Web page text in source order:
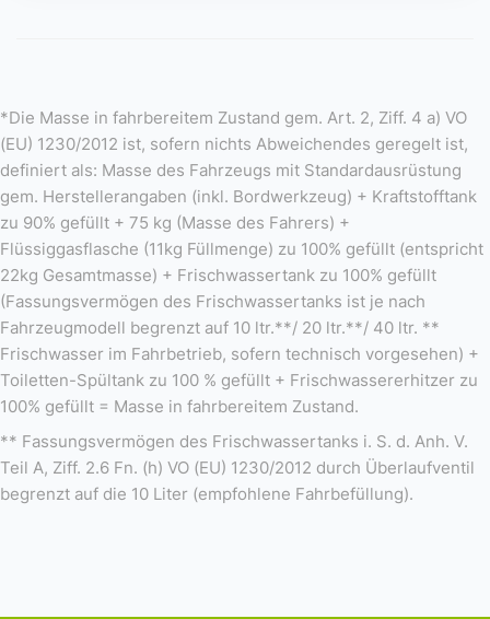
*Die Masse in fahrbereitem Zustand gem. Art. 2, Ziff. 4 a) VO
(EU) 1230/2012 ist, sofern nichts Abweichendes geregelt ist,
definiert als: Masse des Fahrzeugs mit Standardausrüstung
gem. Herstellerangaben (inkl. Bordwerkzeug) + Kraftstofftank
zu 90% gefüllt + 75 kg (Masse des Fahrers) +
Flüssiggasflasche (11kg Füllmenge) zu 100% gefüllt (entspricht
22kg Gesamtmasse) + Frischwassertank zu 100% gefüllt
(Fassungsvermögen des Frischwassertanks ist je nach
Fahrzeugmodell begrenzt auf 10 ltr.**/ 20 ltr.**/ 40 ltr. **
Frischwasser im Fahrbetrieb, sofern technisch vorgesehen) +
Toiletten-Spültank zu 100 % gefüllt + Frischwassererhitzer zu
100% gefüllt = Masse in fahrbereitem Zustand.
** Fassungsvermögen des Frischwassertanks i. S. d. Anh. V.
Teil A, Ziff. 2.6 Fn. (h) VO (EU) 1230/2012 durch Überlaufventil
begrenzt auf die 10 Liter (empfohlene Fahrbefüllung).